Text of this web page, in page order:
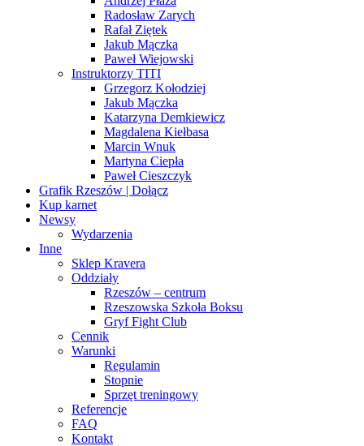
Radosław Zarych
Rafał Ziętek
Jakub Mączka
Paweł Wiejowski
Instruktorzy TITI
Grzegorz Kołodziej
Jakub Mączka
Katarzyna Demkiewicz
Magdalena Kiełbasa
Marcin Wnuk
Martyna Ciepła
Paweł Cieszczyk
Grafik Rzeszów | Dołącz
Kup karnet
Newsy
Wydarzenia
Inne
Sklep Kravera
Oddziały
Rzeszów – centrum
Rzeszowska Szkoła Boksu
Gryf Fight Club
Cennik
Warunki
Regulamin
Stopnie
Sprzęt treningowy
Referencje
FAQ
Kontakt